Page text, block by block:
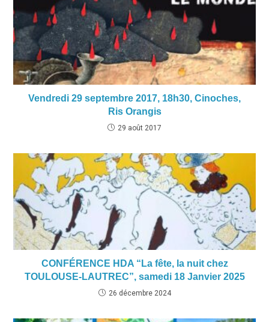
Vendredi 29 septembre 2017, 18h30, Cinoches,
Ris Orangis
29 août 2017
CONFÉRENCE HDA “La fête, la nuit chez
TOULOUSE-LAUTREC”, samedi 18 Janvier 2025
26 décembre 2024